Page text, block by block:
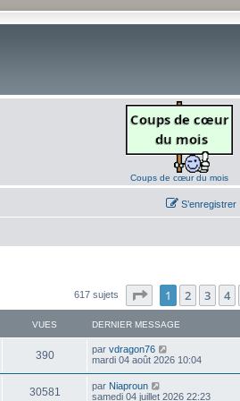
Coups de cœur du mois
S’enregistrer
617 sujets Page sur25
1 2 3 4
VUES DERNIER MESSAGE
390V
u
D
e
i
par vdragon76
mardi 04 août 2026 10:04
30581
D
e
par Niaproun
samedi 04 juillet 2026 22:23